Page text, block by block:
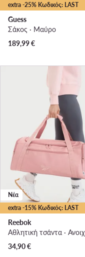
extra -25% Κωδικός: LAST
Guess
Σάκος · Μαύρο
189,99€
extra -15% Κωδικός: LAST
Νέα
Reebok
34,90€